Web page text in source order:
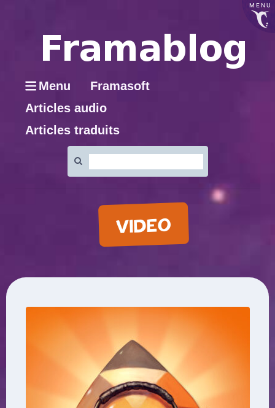
MENU
Menu
Framasoft
Articles audio
Articles traduits
:
VIDEO